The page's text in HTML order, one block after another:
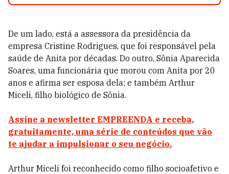
De um lado, está a assessora da presidência da
empresa Cristine Rodrigues, que foi responsável pela
saúde de Anita por décadas. Do outro, Sônia Aparecida
Soares, uma funcionária que morou com Anita por 20
anos e afirma ser esposa dela; e também Arthur
Miceli, filho biológico de Sônia.
Assine a newsletter EMPREENDA e receba,
gratuitamente, uma série de conteúdos que vão
te ajudar a impulsionar o seu negócio.
Arthur Miceli foi reconhecido como filho socioafetivo e